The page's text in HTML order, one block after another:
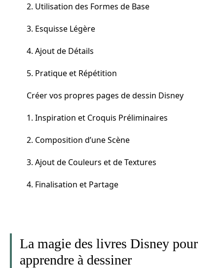
2. Utilisation des Formes de Base
3. Esquisse Légère
4. Ajout de Détails
5. Pratique et Répétition
Créer vos propres pages de dessin Disney
1. Inspiration et Croquis Préliminaires
2. Composition d’une Scène
3. Ajout de Couleurs et de Textures
4. Finalisation et Partage
La magie des livres Disney pour
apprendre à dessiner